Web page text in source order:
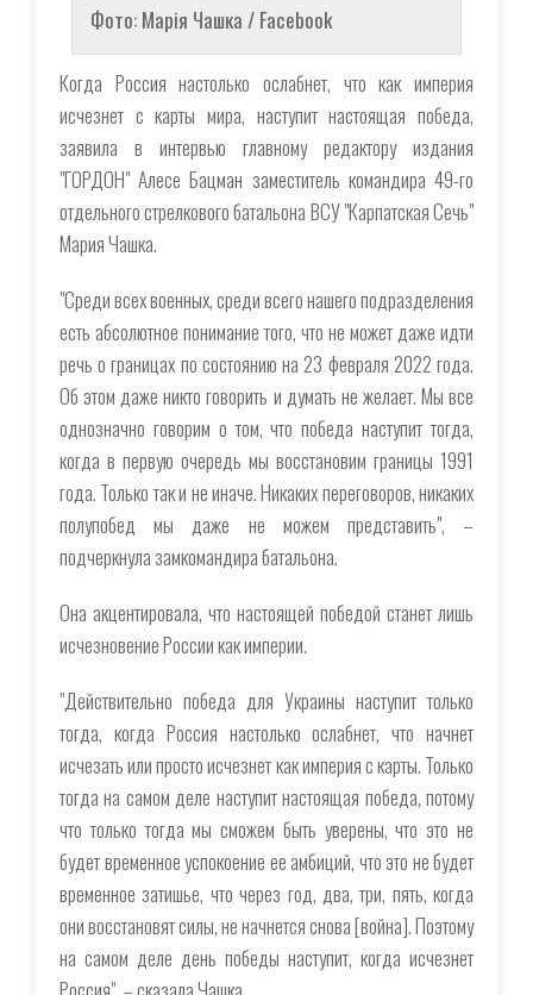
Фото: Марія Чашка / Facebook
Когда Россия настолько ослабнет, что как империя
исчезнет с карты мира, наступит настоящая победа,
заявила в интервью главному редактору издания
"ГОРДОН" Алесе Бацман заместитель командира 49-го
отдельного стрелкового батальона ВСУ "Карпатская Сечь"
Мария Чашка.
"Среди всех военных, среди всего нашего подразделения
есть абсолютное понимание того, что не может даже идти
речь о границах по состоянию на 23 февраля 2022 года.
Об этом даже никто говорить и думать не желает. Мы все
однозначно говорим о том, что победа наступит тогда,
когда в первую очередь мы восстановим границы 1991
года. Только так и не иначе. Никаких переговоров, никаких
полупобед мы даже не можем представить", –
подчеркнула замкомандира батальона.
Она акцентировала, что настоящей победой станет лишь
исчезновение России как империи.
"Действительно победа для Украины наступит только
тогда, когда Россия настолько ослабнет, что начнет
исчезать или просто исчезнет как империя с карты. Только
тогда на самом деле наступит настоящая победа, потому
что только тогда мы сможем быть уверены, что это не
будет временное успокоение ее амбиций, что это не будет
временное затишье, что через год, два, три, пять, когда
они восстановят силы, не начнется снова [война]. Поэтому
на самом деле день победы наступит, когда исчезнет